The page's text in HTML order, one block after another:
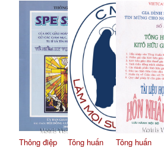
Thông điệp
Tông huấn
Tông huấn